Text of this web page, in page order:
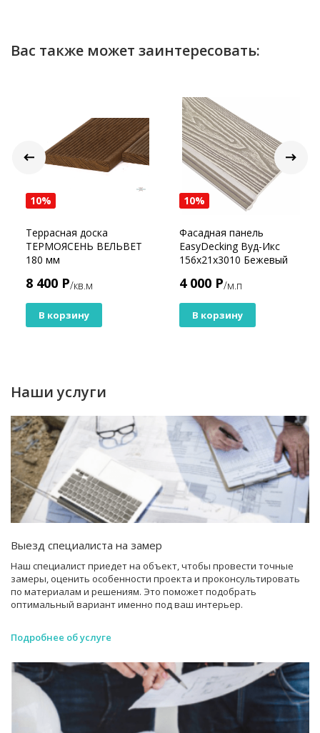
Вас также может заинтересовать:
10%
Террасная доска
ТЕРМОЯСЕНЬ ВЕЛЬВЕТ
180 мм
8 400 Р/кв.м
В корзину
10%
Фасадная панель
EasyDecking Вуд-Икс
156х21х3010 Бежевый
4 000 Р/м.п
В корзину
Наши услуги
Выезд специалиста на замер
Наш специалист приедет на объект, чтобы провести точные
замеры, оценить особенности проекта и проконсультировать
по материалам и решениям. Это поможет подобрать
оптимальный вариант именно под ваш интерьер.
Подробнее об услуге